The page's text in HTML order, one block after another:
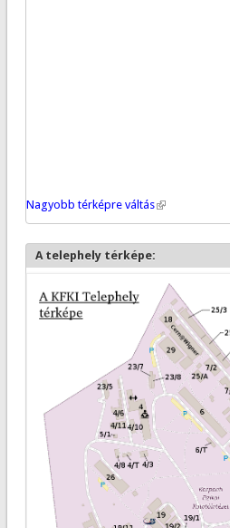
Nagyobb térképre váltás(link is external)
A telephely térképe: